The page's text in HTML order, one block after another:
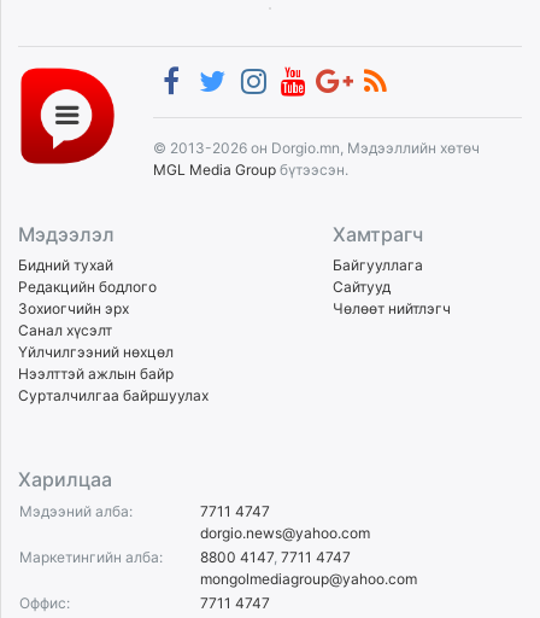
© 2013-2026 он Dorgio.mn, Мэдээллийн хөтөч
MGL Media Group бүтээсэн.
Мэдээлэл
Бидний тухай
Редакцийн бодлого
Зохиогчийн эрх
Санал хүсэлт
Үйлчилгээний нөхцөл
Нээлттэй ажлын байр
Сурталчилгаа байршуулах
Хамтрагч
Байгууллага
Сайтууд
Чөлөөт нийтлэгч
Харилцаа
Мэдээний алба:
7711 4747
dorgio.news@yahoo.com
Маркетингийн алба:
8800 4147, 7711 4747
mongolmediagroup@yahoo.com
Оффис:
7711 4747